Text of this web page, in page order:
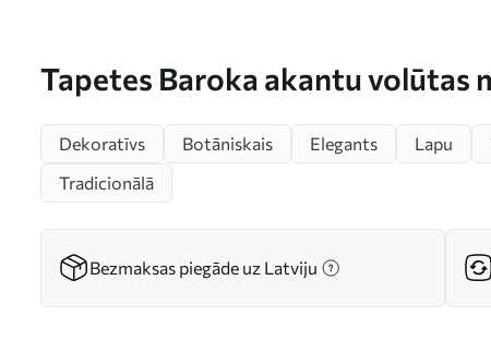
Tapetes Baroka akantu volūtas
Dekoratīvs
Botāniskais Elegants Lapu
Tradicionālā
Bezmaksas piegāde uz Latviju